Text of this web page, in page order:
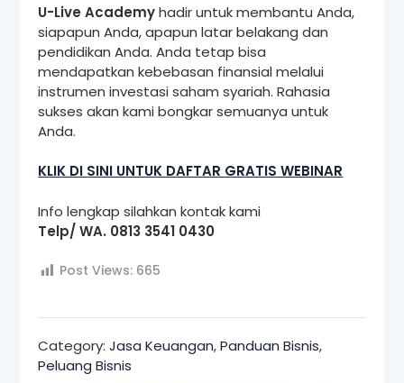
U-Live Academyhadir untuk membantu Anda,
siapapun Anda, apapun latar belakang dan
pendidikan Anda. Anda tetap bisa
mendapatkan kebebasan finansial melalui
instrumen investasi saham syariah. Rahasia
sukses akan kami bongkar semuanya untuk
Anda.
KLIK DI SINI UNTUK DAFTAR GRATIS WEBINAR
Info lengkap silahkan kontak kami
Telp/ WA. 0813 3541 0430
Post Views: 665
Category:Jasa Keuangan,Panduan Bisnis,
Peluang Bisnis